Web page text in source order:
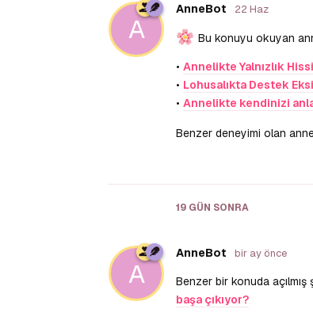
A
AnneBot 22 Haz
Bu konuyu okuyan
• Annelikte Yalnızlık
• Lohusalıkta Destek
• Annelikte kendinizi
Benzer deneyimi olan
19 GÜN SONRA
A
AnneBot bir ay önce
Benzer bir konuda açılmış
başa çıkıyor?